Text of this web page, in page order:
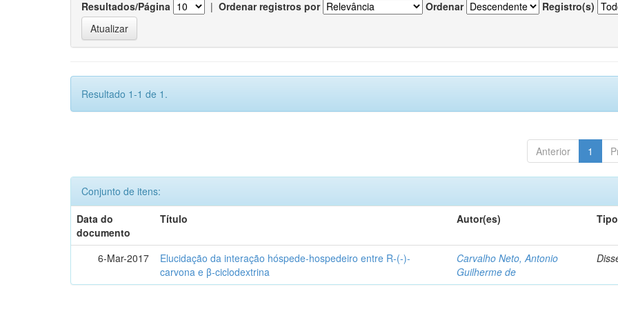
Resultados/Página | Ordenar registros por Ordenar Registro(s)
Resultado 1-1 de 1.
Anterior 1
Conjunto de itens:
Data do
documento
Título Autor(es) Tipo
6-Mar-2017
Elucidação da interação hóspede-hospedeiro entre R-(-)-
carvona e β-ciclodextrina
Carvalho Neto, Antonio
Guilherme de